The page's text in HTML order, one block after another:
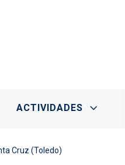
principal
ACTIVIDADES
Cruz (Toledo)